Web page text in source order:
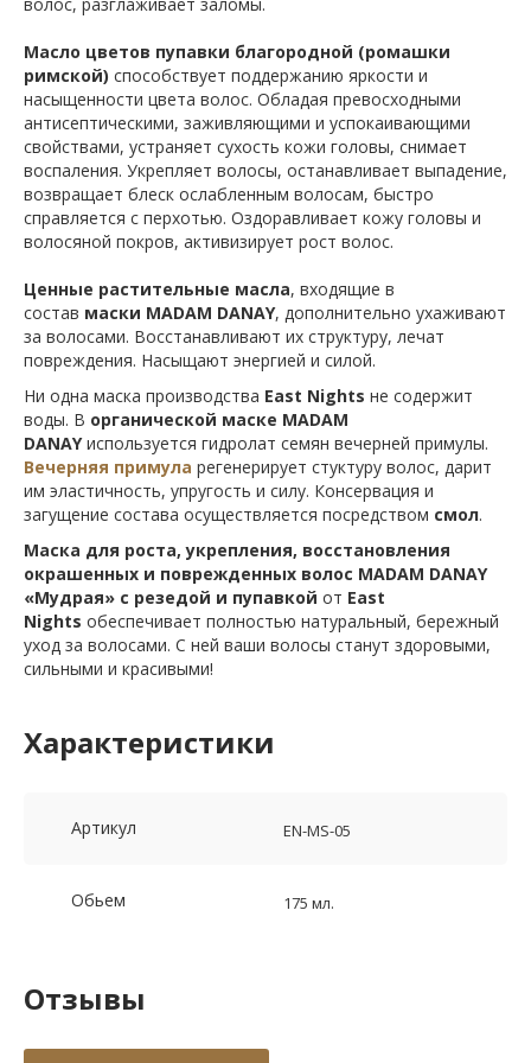
волос, разглаживает заломы.
Масло цветов пупавки благородной (ромашки
римской) способствует поддержанию яркости и
насыщенности цвета волос. Обладая превосходными
антисептическими, заживляющими и успокаивающими
свойствами, устраняет сухость кожи головы, снимает
воспаления. Укрепляет волосы, останавливает выпадение,
возвращает блеск ослабленным волосам, быстро
справляется с перхотью. Оздоравливает кожу головы и
волосяной покров, активизирует рост волос.
Ценные растительные масла, входящие в
состав маски MADAM DANAY, дополнительно ухаживают
за волосами. Восстанавливают их структуру, лечат
повреждения. Насыщают энергией и силой.
Ни одна маска производства East Nights не содержит
воды. В органической маске MADAM
DANAYиспользуется гидролат семян вечерней примулы.
Вечерняя примула регенерирует стуктуру волос, дарит
им эластичность, упругость и силу. Консервация и
загущение состава осуществляется посредством смол.
Маска для роста, укрепления, восстановления
окрашенных и поврежденных волос MADAM DANAY
«Мудрая» с резедой и пупавкой от East
Nights обеспечивает полностью натуральный, бережный
уход за волосами. С ней ваши волосы станут здоровыми,
сильными и красивыми!
Характеристики
Артикул EN-MS-05
Обьем 175 мл.
Отзывы